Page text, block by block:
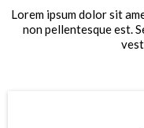
Lorem ipsum dolor sit
non pellentesque est.